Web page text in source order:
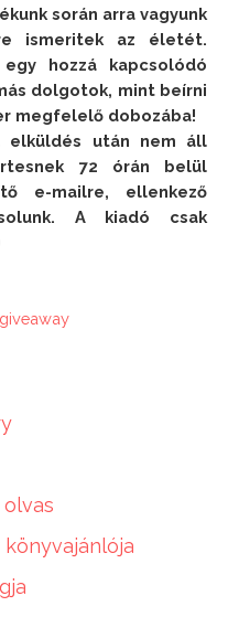
során arra vagyunk
ismeritek az életét.
hozzá kapcsolódó
dolgotok, mint beírni
megfelelő dobozába!
elküldés után nem áll
72 órán belül
e-mailre, ellenkező
A kiadó csak
könyvajánlója